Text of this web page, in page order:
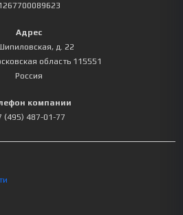
Адрес
д. 22
область 115551
Россия
компании
(495) 487-01-77